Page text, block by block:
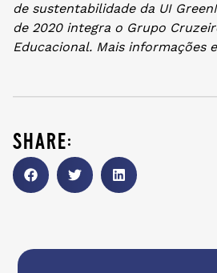
de sustentabilidade da UI
de 2020 integra o Grupo
Educacional. Mais informações
share: